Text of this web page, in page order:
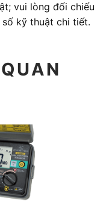
vui lòng đối chiếu
kỹ thuật chi tiết.